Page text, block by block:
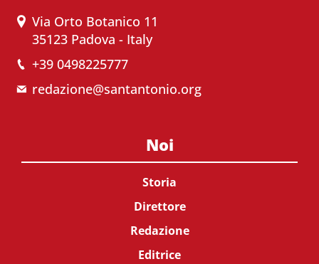
Via Orto Botanico 11
35123 Padova - Italy
+39 0498225777
redazione@santantonio.org
Noi
Storia
Direttore
Redazione
Editrice